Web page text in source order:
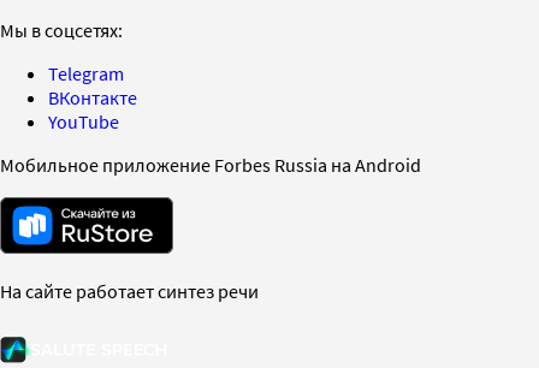
Мы в соцсетях:
Telegram
ВКонтакте
YouTube
Мобильное приложение Forbes Russia на Android
На сайте работает синтез речи